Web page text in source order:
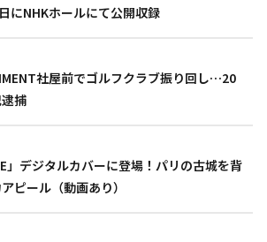
にNHKホールにて公開収録
社屋前でゴルフクラブ振り回し…20
捕
」デジタルカバーに登場！パリの古城を背
ピール（動画あり）